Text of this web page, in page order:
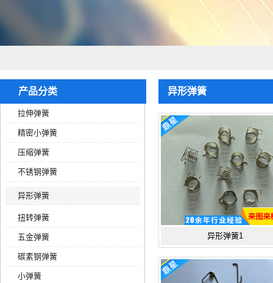
产品分类
拉伸弹簧
精密小弹簧
压缩弹簧
不锈钢弹簧
异形弹簧
扭转弹簧
五金弹簧
碳素钢弹簧
小弹簧
异形弹簧
异形弹簧1